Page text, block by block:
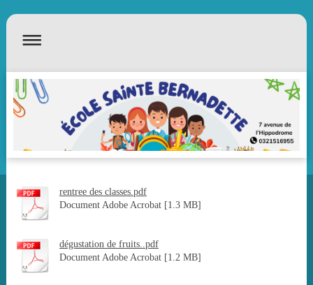
rentree des classes.pdf
Document Adobe Acrobat [1.3 MB]
dégustation de fruits..pdf
Document Adobe Acrobat [1.2 MB]